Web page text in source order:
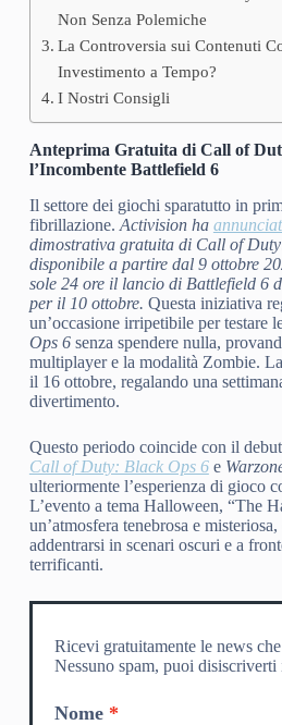
Non Senza Polemiche
La Controversia sui Contenuti
Investimento a Tempo?
I Nostri Consigli
Anteprima Gratuita di Call of
l’Incombente Battlefield 6
Il settore dei giochi sparatutto in
fibrillazione. Activision ha
dimostrativa gratuita di Call of
disponibile a partire dal 9 ottobre
sole 24 ore il lancio di Battlefield 6
per il 10 ottobre. Questa iniziativa
un’occasione irripetibile per testare
Ops 6senza spendere nulla,
multiplayer e la modalità Zombie.
il 16 ottobre, regalando una
divertimento.
Questo periodo coincide con il
Call of Duty: Black Ops 6e
ulteriormente l’esperienza di gioco
L’evento a tema Halloween, “The
un’atmosfera tenebrosa e
addentrarsi in scenari oscuri e a
terrificanti.
Ricevi gratuitamente le news
Nessuno spam, puoi
Nome